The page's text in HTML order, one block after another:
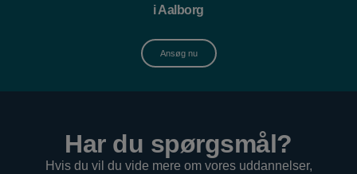
i Aalborg
Ansøg nu
Har du spørgsmål?
Hvis du vil du vide mere om vores uddannelser,